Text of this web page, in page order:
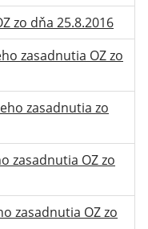
zo dňa 25.8.2016
zasadnutia OZ zo
zasadnutia zo
zasadnutia OZ zo
zasadnutia OZ zo